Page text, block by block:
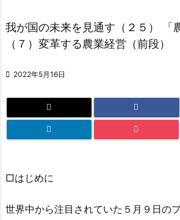
我が国の未来を見通す（２５） 「
（７）変革する農業経営（前段）
 2022年5月16日
□はじめに
世界中から注目されていた５月９日の